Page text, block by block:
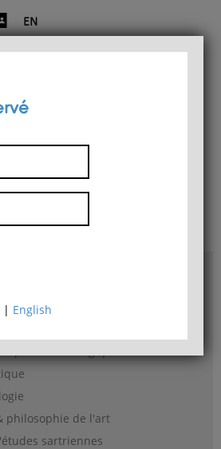
EN
philosophie
de philosophie
philosophie de l'art
sartriennes
| English